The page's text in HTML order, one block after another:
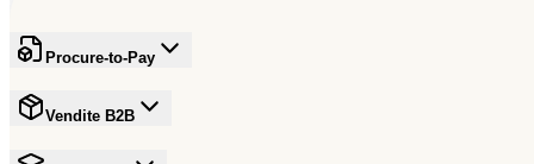
Procure-to-Pay
Vendite B2B